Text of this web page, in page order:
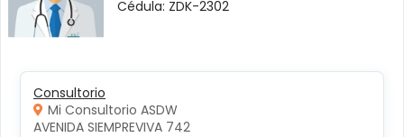
Cédula: ZDK-2302
Consultorio
Mi Consultorio ASDW
AVENIDA SIEMPREVIVA 742